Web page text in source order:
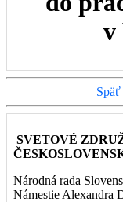
v
Späť
SVETOVÉ
Národná rada
Námestie Alexandra